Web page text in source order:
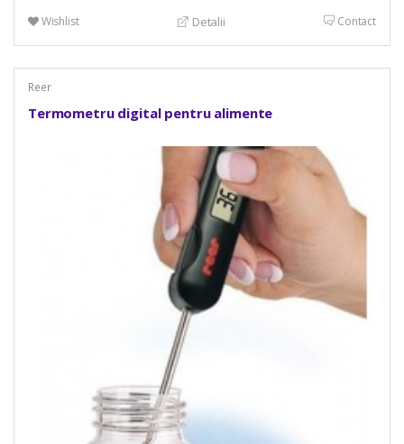
Wishlist Detalii Contact
Reer
Termometru digital pentru alimente